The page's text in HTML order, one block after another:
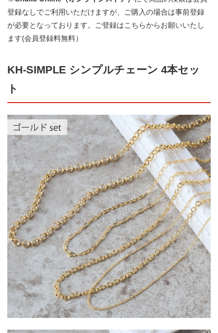
登録なしでご利用いただけますが、ご購入の場合は事前登録
が必要となっております。
ご登録はこちらからお願いいたし
ます(会員登録料無料）
KH-SIMPLE シンプルチェーン 4本セッ
ト